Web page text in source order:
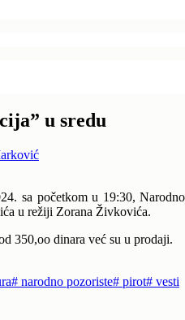
u sredu
sa početkom u 19:30,
u režiji Zorana Živkovića.
350,oo dinara već su u prodaji.
# narodno pozoriste# pirot# vesti